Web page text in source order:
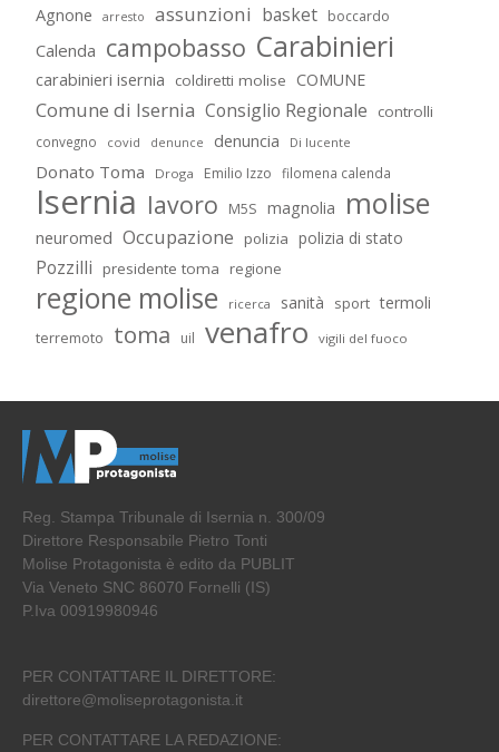
Agnone arresto assunzioni basket boccardo
Calenda campobasso Carabinieri
carabinieri isernia coldiretti molise COMUNE
Comune di Isernia Consiglio Regionale controlli
convegno covid denunce denuncia Di lucente
Donato Toma Droga Emilio Izzo filomena calenda
Isernia lavoro M5S magnolia molise
neuromed Occupazione polizia polizia di stato
Pozzilli presidente toma regione
regione molise ricerca sanità sport termoli
terremoto toma uil venafro vigili del fuoco
Reg. Stampa Tribunale di Isernia n. 300/09
Direttore Responsabile Pietro Tonti
Molise Protagonista è edito da PUBLIT
Via Veneto SNC 86070 Fornelli (IS)
P.Iva 00919980946
PER CONTATTARE IL DIRETTORE:
direttore@moliseprotagonista.it
PER CONTATTARE LA REDAZIONE: